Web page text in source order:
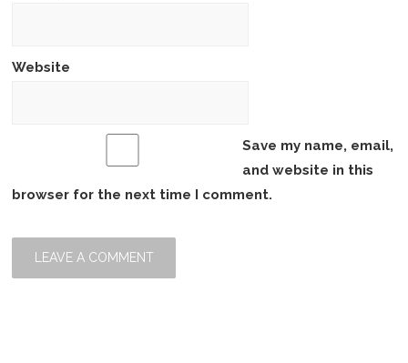
Website
Save my name, email,
and website in this
browser for the next time I comment.